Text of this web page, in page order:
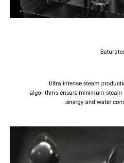
Ultra intense steam
algorithms ensure minimum
energy and water